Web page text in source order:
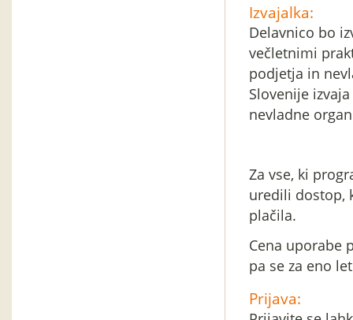
Izvajalka:
Delavnico bo
večletnimi
podjetja in
Slovenije
nevladne
Za vse, ki
uredili dostop,
plačila.
Cena uporabe
pa se za eno
Prijava: